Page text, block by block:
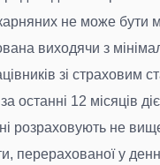
не може бути
виходячи з
зі страховим
за останні 12 місяців
розраховують не
перерахованої у